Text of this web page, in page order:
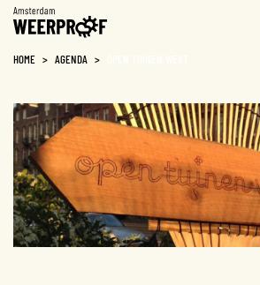
Weerproof
HOME > AGENDA >